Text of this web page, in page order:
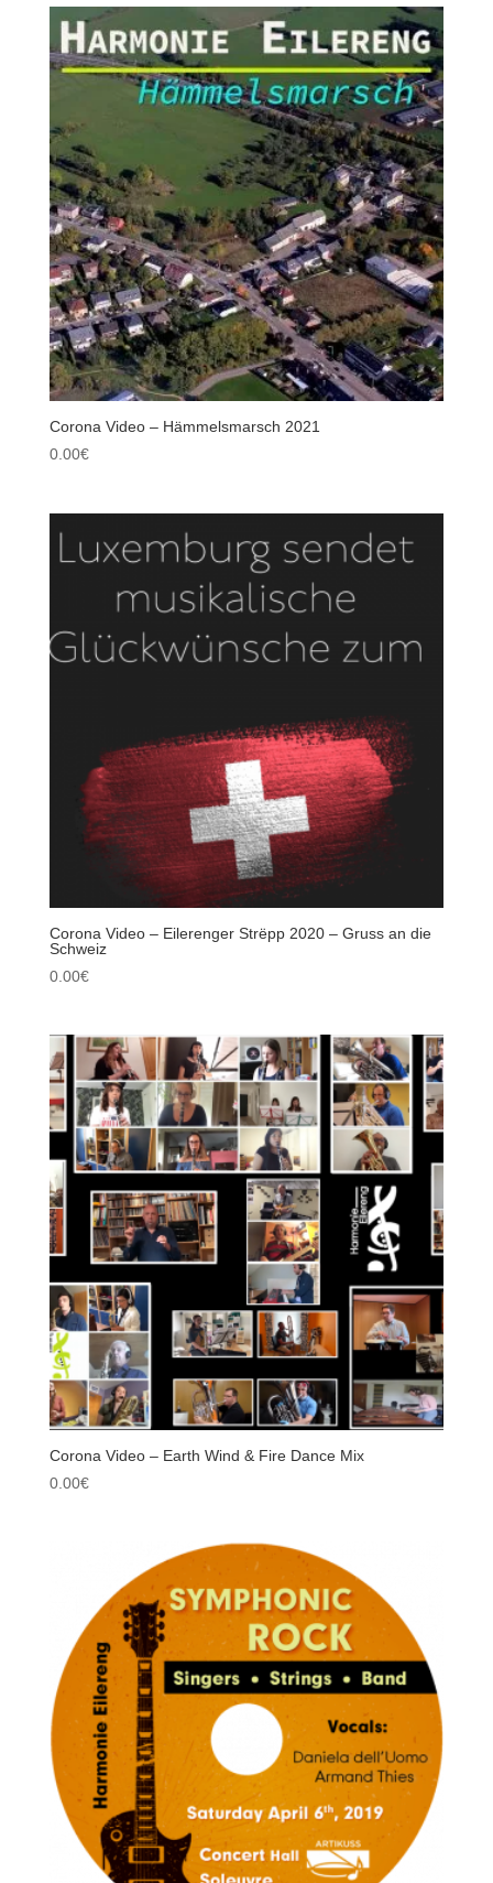
Corona Video – Hämmelsmarsch 2021
0.00€
Corona Video – Eilerenger Strëpp 2020 – Gruss an die
Schweiz
0.00€
Corona Video – Earth Wind & Fire Dance Mix
0.00€